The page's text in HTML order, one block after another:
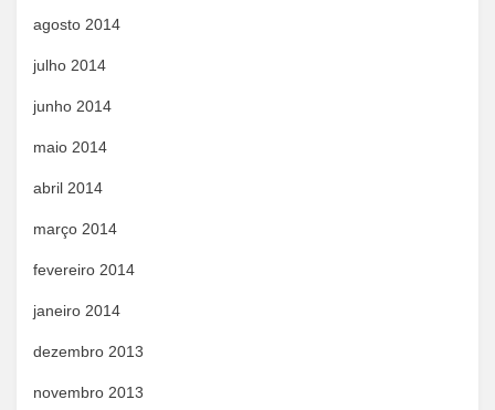
agosto 2014
julho 2014
junho 2014
maio 2014
abril 2014
março 2014
fevereiro 2014
janeiro 2014
dezembro 2013
novembro 2013